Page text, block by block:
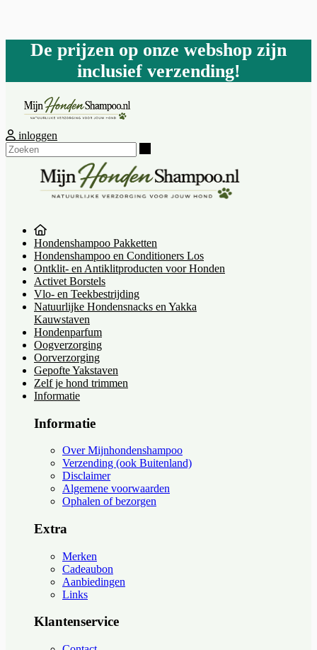
De prijzen op onze webshop zijn
inclusief verzending!
inloggen
Hondenshampoo Pakketten
Hondenshampoo en Conditioners Los
Ontklit- en Antiklitproducten voor Honden
Activet Borstels
Vlo- en Teekbestrijding
Natuurlijke Hondensnacks en Yakka
Kauwstaven
Hondenparfum
Oogverzorging
Oorverzorging
Gepofte Yakstaven
Zelf je hond trimmen
Informatie
Informatie
Over Mijnhondenshampoo
Verzending (ook Buitenland)
Disclaimer
Algemene voorwaarden
Ophalen of bezorgen
Extra
Merken
Cadeaubon
Aanbiedingen
Links
Klantenservice